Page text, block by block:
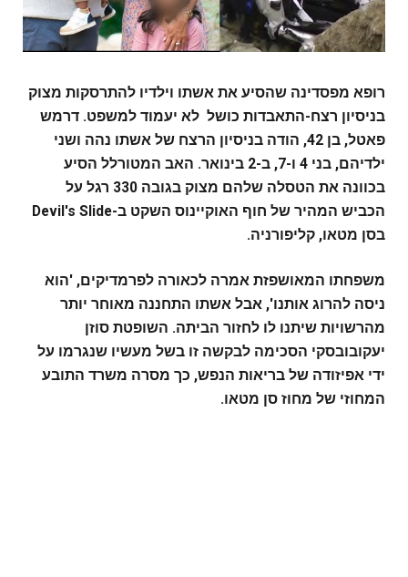
רופא מפסדינה שהסיע את אשתו וילדיו להתרסקות מצוק
בניסיון רצח-התאבדות כושל לא יעמוד למשפט. דרמש
פאטל, בן 42, הודה בניסיון הרצח של אשתו נהה ושני
ילדיהם, בני 4 ו-7, ב-2 בינואר. האב המטורלל הסיע
בכוונה את הטסלה שלהם מצוק בגובה 330 רגל על
הכביש המהיר של חוף האוקיינוס השקט ב-Devil's Slide
בסן מטאו, קליפורניה.
משפחתו המאושפזת אמרה לכאורה לפרמדיקים, 'הוא
ניסה להרוג אותנו', אבל אשתו התחננה מאוחר יותר
מהרשויות שיתנו לו לחזור הביתה. השופטת סוזן
יעקובובסקי הסכימה לבקשה זו בשל מעשיו שנגרמו על
ידי אפיזודה של בריאות הנפש, כך מסרה משרד התובע
המחוזי של מחוז סן מטאו.